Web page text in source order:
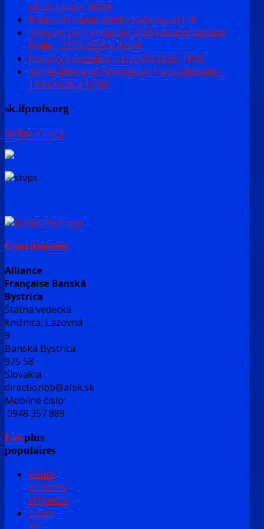
už 22. júna o 18:00!
Francúzština na všetky spôsoby vol. 3!
Spievam po francúzsky 2026 (medzi)národné
finále - 29.05.2026 o 15:00!
Halušky Comédie Club: 27.04.2026, 18:00
Soirée littéraire: Femmes en francophonies -
17.03.2026 à 17:00!
sk.ifprofs.org
sk.ifprofs.org
Coordonnées
Alliance
Française Banská
Bystrica
Štátna vedecká
knižnica, Lazovná
9
Banská Bystrica
975 58
Slovakia
directionbb@afsk.sk
Mobilné číslo:
0948 357 889
Les plus
populaires
Cours
collectifs
réguliers
Cours
en